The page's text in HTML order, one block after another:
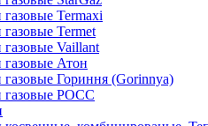
Termaxi
Termet
Vaillant
Атон
Гориння (Gorinnya)
газовые РОСС